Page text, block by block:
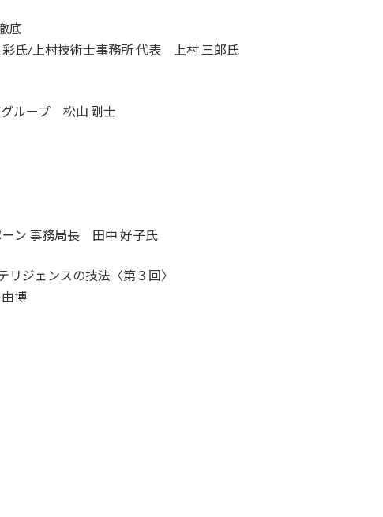
底
彩氏/上村技術士事務所 代表 上村 三郎氏
グループ 松山 剛士
ーン 事務局長 田中 好子氏
ジェンスの技法〈第３回〉
博